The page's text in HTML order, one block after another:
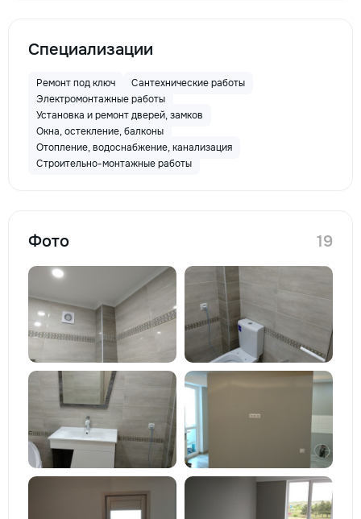
Специализации
Ремонт под ключ
Сантехнические работы
Электромонтажные работы
Установка и ремонт дверей, замков
Окна, остекление, балконы
Отопление, водоснабжение, канализация
Строительно-монтажные работы
Фото 19